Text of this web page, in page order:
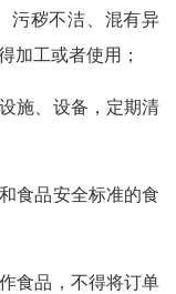
污秽不洁、混有异
加工或者使用；
施、设备，定期清
食品安全标准的食
食品，不得将订单